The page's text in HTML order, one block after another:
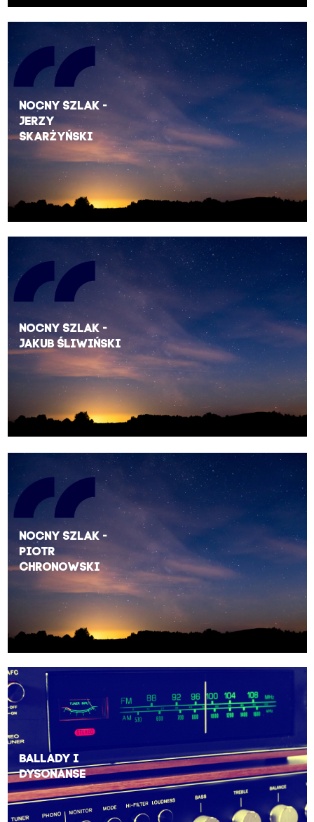
Nocny Szlak -
Jerzy
Skarżyński
Nocny Szlak -
Jakub Śliwiński
Nocny Szlak -
Piotr
Chronowski
Ballady i
Dysonanse